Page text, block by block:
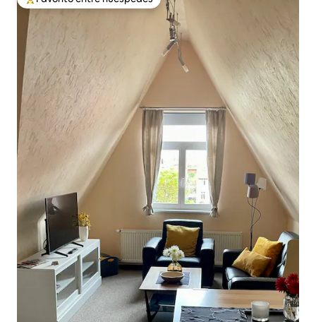
De los mejores en Favorito entre huéspedes